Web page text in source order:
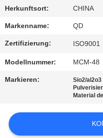
TRETEN
SIE
MIT
UNS
VERBINDUNG
NACHRICHTEN
Herkunftsort: CHINA
Markenname: QD
Zertifizierung: ISO9001
Modellnummer: MCM-48
Markieren: Sio2/
Material